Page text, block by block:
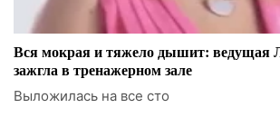
Вся мокрая и тяжело дышит: ведущая
зажгла в тренажерном зале
Выложилась на все сто